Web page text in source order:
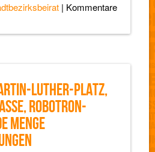
| Kommentare
LUTHER-PLATZ,
ROBOTRON-K
P